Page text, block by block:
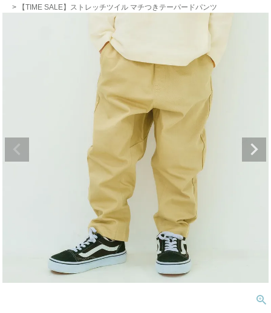
【TIME SALE】ストレッチツイル マチつきテーパードパンツ